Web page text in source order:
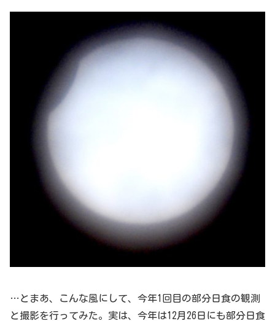
…とまあ、こんな風にして、今年1回目の部分日食の観測
と撮影を行ってみた。実は、今年は12月26日にも部分日食